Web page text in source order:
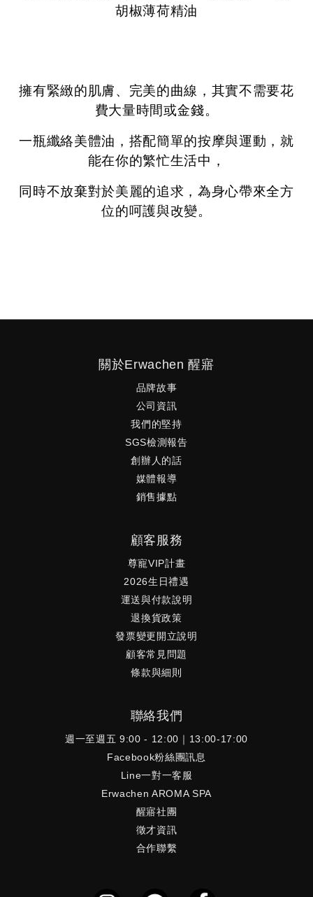
胡椒薄荷精油
擁有緊緻的肌膚、完美的曲線，其實不需要花
費大量時間或金錢。
一瓶纖絡美體油，搭配簡單的按摩與運動，就
能在你的繁忙生活中，
同時不放棄對於美麗的追求，為身心帶來全方
位的呵護與改變。
關於Erwachen 醒寤
品牌故事
公司資訊
我們的堅持
SGS檢測報告
創辦人的話
媒體報導
銷售據點
顧客服務
尊寵VIP計畫
2026生日禮遇
運送與付款說明
退換貨政策
發票變更開立說明
顧客常見問題
條款與細則
聯絡我們
週一至週五 9:00 - 12:00｜13:00-17:00
Facebook粉絲團訊息
Line一對一客服
Erwachen AROMA SPA
醒寤社團
徵才資訊
合作聯繫